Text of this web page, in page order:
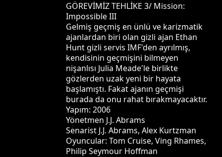
GÖREVİMİZ TEHLİKE 3/ Mission:
Impossible III
Gelmiş geçmiş en ünlü ve karizmatik
ajanlardan biri olan gizli ajan Ethan
Hunt gizli servis IMF'den ayrılmış,
kendisinin geçmişini bilmeyen
nişanlısı Julia Meade'le birlikte
gözlerden uzak yeni bir hayata
başlamıştı. Fakat ajanın geçmişi
burada da onu rahat bırakmayacaktır.
Yapım: 2006
Yönetmen J.J. Abrams
Senarist J.J. Abrams, Alex Kurtzman
Oyuncular: Tom Cruise, Ving Rhames,
Philip Seymour Hoffman